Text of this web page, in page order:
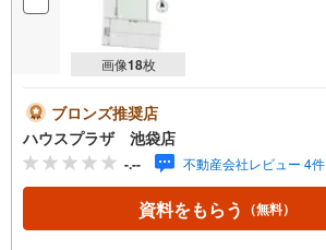
画像18枚
ブロンズ推奨店
ハウスプラザ 池袋店
-.-- 不動産会社レビュー 4件
資料をもらう （無料）